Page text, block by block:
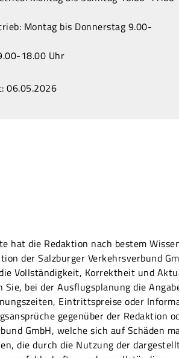
Montag bis Donnerstag 9.00-
18.00 Uhr
06.05.2026
hat die Redaktion nach bestem
der Salzburger Verkehrsverbund
Vollständigkeit, Korrektheit und
bei der Ausflugsplanung die
Eintrittspreise oder
gegenüber der Redaktion
GmbH, welche sich auf Schäden
die durch die Nutzung der